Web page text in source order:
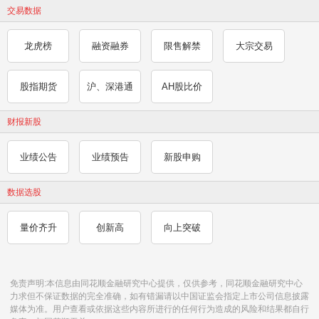
交易数据
龙虎榜 融资融券 限售解禁 大宗交易
股指期货 沪、深港通 AH股比价
财报新股
业绩公告 业绩预告 新股申购
数据选股
量价齐升 创新高 向上突破
免责声明:本信息由同花顺金融研究中心提供，仅供参考，同花顺金融研究中心
力求但不保证数据的完全准确，如有错漏请以中国证监会指定上市公司信息披露
媒体为准。用户查看或依据这些内容所进行的任何行为造成的风险和结果都自行